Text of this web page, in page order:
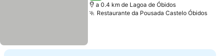
a 0.4 km de Lagoa de Óbidos
Restaurante da Pousada Castelo Óbidos